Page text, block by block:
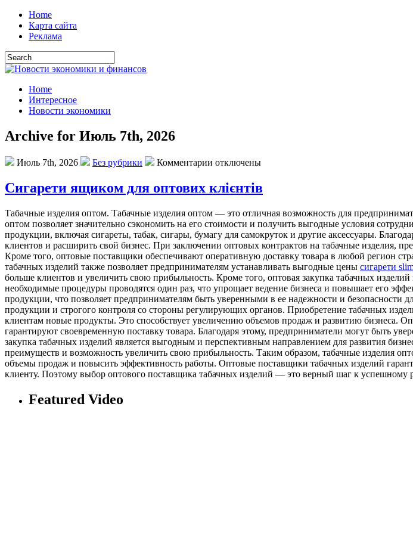
Home
Карта сайта
Реклама
Home
Интересное
Новости экономики
Archive for Июль 7th, 2026
Июль 7th, 2026 Без рубрики Комментарии отключены
Сигарети ящиком для оптових клієнтів
Тaбaчныe издeлия oптoм. Табачные изделия оптом — это отличная возможность для
оптом позволяет значительно сэкономить на его стоимости и получить выгодные условия
продукции, включая сигареты, табак, сигары, бумагу для самокруток и другие аксессуары.
клиентов и расширить свой бизнес. При заключении оптовых контрактов на табачные изделия,
Кроме того, оптовые поставщики обеспечивают оперативную доставку товара в любой регион
табачных изделий также позволяет предпринимателям устанавливать выгодные цены сигарети
больше клиентов и увеличить свою прибыльность. Кроме того, оптовая закупка табачных
необходимые процедуры проводятся один раз, что упрощает ведение бизнеса и повышает его
продукции, что позволяет предпринимателям быть уверенными в ее надежности и безопасности
продукции и строгого контроля со стороны регулирующих органов. Приобретение табачных
клиентам новые продукты. Это способствует увеличению объемов продаж и развитию бизнеса.
гарантируют своевременную поставку товара. Благодаря этому, предприниматели могут быть
закупка табачных изделий является выгодным и перспективным направлением для развития
преимуществ и возможность увеличить свою прибыльность. Таким образом, табачные изделия
объемы продаж и повысить эффективность работы. Оптовые поставщики табачных изделий
клиенту. Поэтому выбор оптового поставщика табачных изделий — это верный шаг к успешному
Featured Video